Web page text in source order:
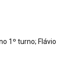
1º turno; Flávio